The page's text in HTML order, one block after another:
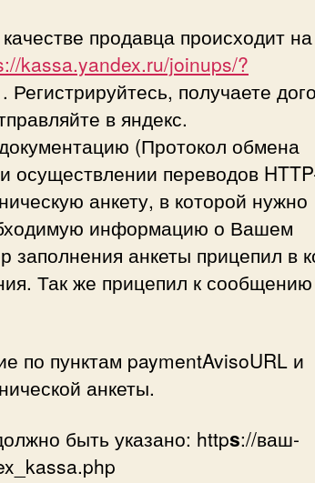
продавца происходит на
kassa.yandex.ru/joinups/?
. Регистрируйтесь, получаете
в яндекс.
(Протокол обмена
осуществлении переводов
анкету, в которой нужно
информацию о Вашем
заполнения анкеты прицепил в
Так же прицепил к сообщению
по пунктам paymentAvisoURL и
анкеты.
быть указано: https://ваш-